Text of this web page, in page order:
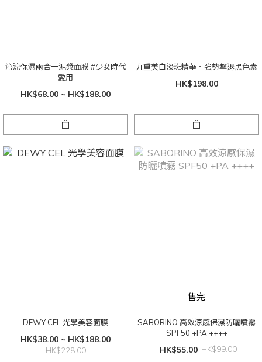
沁涼保濕兩合一泥漿面膜 #少女時代
愛用
HK$68.00 ~ HK$188.00
九重美白淡斑精華．強勢擊退黑色素
HK$198.00
DEWY CEL 光學美容面膜
HK$38.00 ~ HK$188.00
HK$228.00
售完
SABORINO 高效涼感保濕防曬噴霧
SPF50 +PA ++++
HK$55.00 HK$99.00